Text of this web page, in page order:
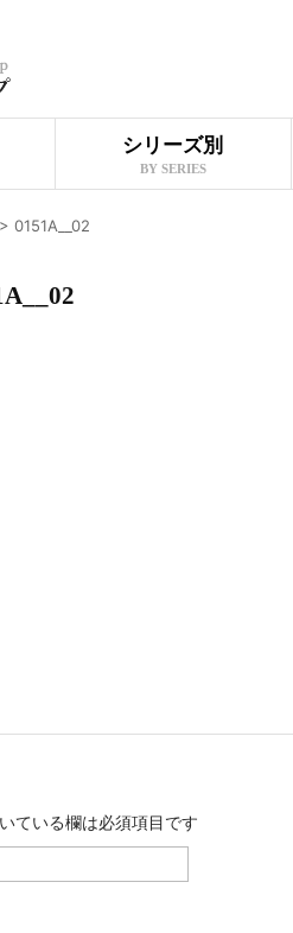
シリーズ別
BY SERIES
> 0151A__02
ている欄は必須項目です